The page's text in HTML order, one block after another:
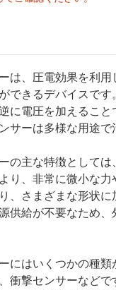
は、圧電効果を利
できるデバイスで
に電圧を加えるこ
サーは多様な用途で
の主な特徴として
り、非常に微小な
、さまざまな形状
供給が不要なため
にはいくつかの種
衝撃センサーなど